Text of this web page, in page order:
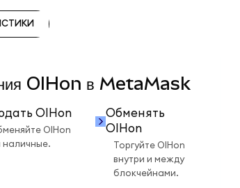
OIHon в MetaMask
OIHon
OIHon
наличные.
Обменять
OIHon
Торгуйте OIHon
внутри и между
блокчейнами.